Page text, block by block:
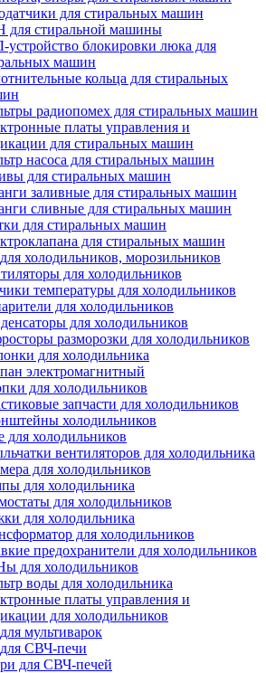
для стиральных машин
для стиральной машины
устройство блокировки люка для
машин
кольца для стиральных
радиопомех для стиральных машин
платы управления и
для стиральных машин
насоса для стиральных машин
для стиральных машин
заливные для стиральных машин
сливные для стиральных машин
для стиральных машин
для стиральных машин
холодильников, морозильников
для холодильников
температуры для холодильников
для холодильников
для холодильников
разморозки для холодильников
для холодильника
электромагнитный
для холодильников
запчасти для холодильников
холодильников
для холодильников
вентиляторов для холодильника
для холодильников
для холодильника
для холодильников
для холодильника
для холодильников
предохранители для холодильников
для холодильников
воды для холодильника
платы управления и
для холодильников
мультиварок
СВЧ-печи
для СВЧ-печей